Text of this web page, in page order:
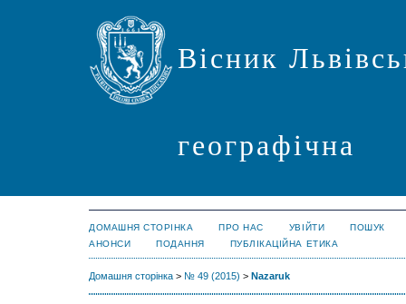
Вісник
географічна
ДОМАШНЯ СТОРІНКА ПРО НАС УВІЙТИ
ПОШУК
АНОНСИ
ПОДАННЯ ПУБЛІКАЦІЙНА ЕТИКА
Домашня сторінка > № 49 (2015) > Nazaruk